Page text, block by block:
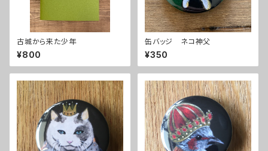
古城から来た少年
¥800
缶バッジ ネコ神父
¥350